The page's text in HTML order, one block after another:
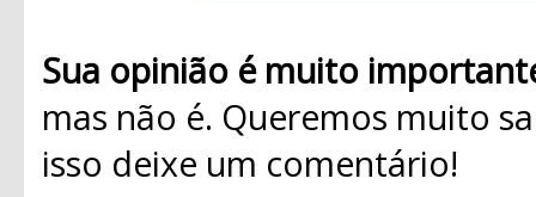
Sua opinião é muito
mas não é. Queremos muito
isso deixe um comentário!